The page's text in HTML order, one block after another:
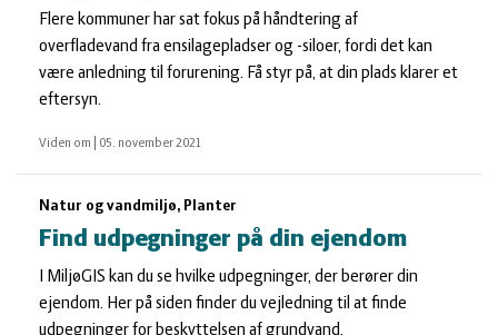
Flere kommuner har sat fokus på håndtering af
overfladevand fra ensilagepladser og -siloer, fordi det kan
være anledning til forurening. Få styr på, at din plads klarer et
eftersyn.
Viden om 05. november 2021
Natur og vandmiljø, Planter
Find udpegninger på din ejendom
I MiljøGIS kan du se hvilke udpegninger, der berører din
ejendom. Her på siden finder du vejledning til at finde
udpegninger for beskyttelsen af grundvand.